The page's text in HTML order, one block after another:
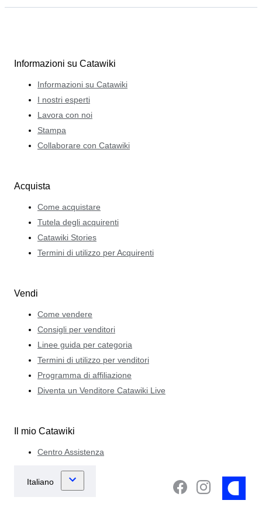
Informazioni su Catawiki
Informazioni su Catawiki
I nostri esperti
Lavora con noi
Stampa
Collaborare con Catawiki
Acquista
Come acquistare
Tutela degli acquirenti
Catawiki Stories
Termini di utilizzo per Acquirenti
Vendi
Come vendere
Consigli per venditori
Linee guida per categoria
Termini di utilizzo per venditori
Programma di affiliazione
Diventa un Venditore Catawiki Live
Il mio Catawiki
Centro Assistenza